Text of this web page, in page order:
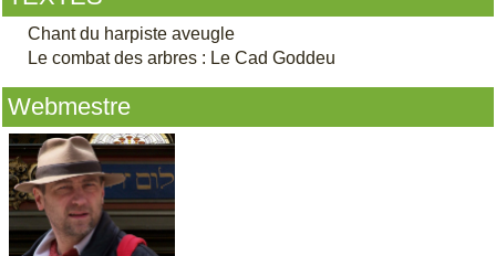
Chant du harpiste aveugle
Le combat des arbres : Le Cad Goddeu
Webmestre